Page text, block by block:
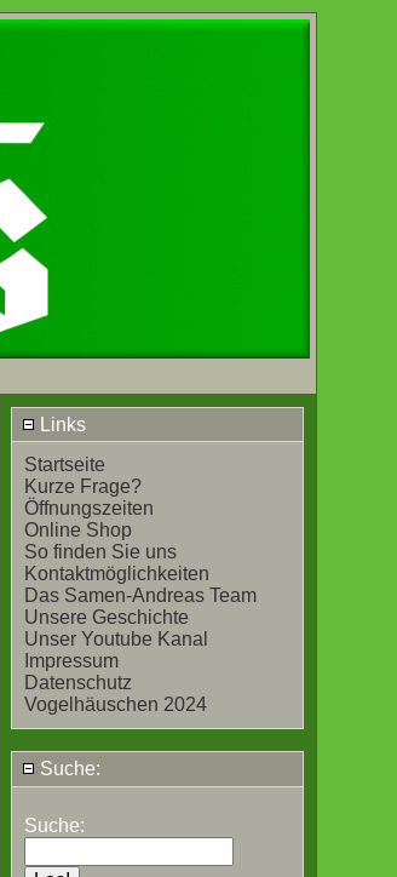
Links
Startseite
Kurze Frage?
Öffnungszeiten
Online Shop
So finden Sie uns
Kontaktmöglichkeiten
Das Samen-Andreas Team
Unsere Geschichte
Unser Youtube Kanal
Impressum
Datenschutz
Vogelhäuschen 2024
Suche:
Suche: